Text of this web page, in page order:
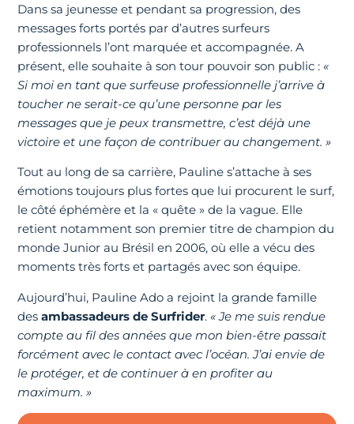
Dans sa jeunesse et pendant sa progression, des
messages forts portés par d’autres surfeurs
professionnels l’ont marquée et accompagnée. A
présent, elle souhaite à son tour pouvoir son public : «
Si moi en tant que surfeuse professionnelle j’arrive à
toucher ne serait-ce qu’une personne par les
messages que je peux transmettre, c’est déjà une
victoire et une façon de contribuer au changement. »
Tout au long de sa carrière, Pauline s’attache à ses
émotions toujours plus fortes que lui procurent le surf,
le côté éphémère et la « quête » de la vague. Elle
retient notamment son premier titre de champion du
monde Junior au Brésil en 2006, où elle a vécu des
moments très forts et partagés avec son équipe.
Aujourd’hui, Pauline Ado a rejoint la grande famille
desambassadeurs de Surfrider. « Je me suis rendue
compte au fil des années que mon bien-être passait
forcément avec le contact avec l’océan. J’ai envie de
le protéger, et de continuer à en profiter au
maximum. »